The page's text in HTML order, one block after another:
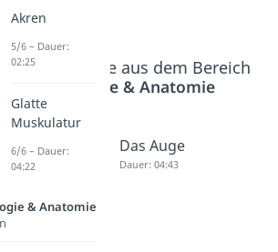
Beliebte Inhalte aus dem Bereich
Physiologie & Anatomie
04:07
Das Ohr Das Auge
Dauer: 04:43
Akren
5/6 – Dauer:
02:25
Glatte
Muskulatur
6/6 – Dauer:
04:22
& Anatomie